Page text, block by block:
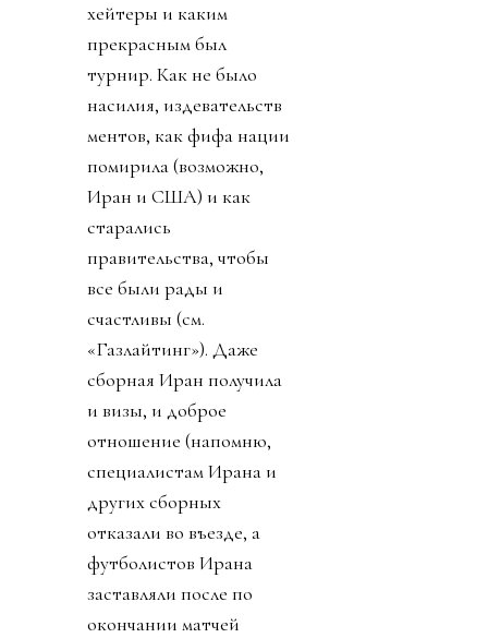
хейтеры и каким
прекрасным был
турнир. Как не было
насилия, издевательств
ментов, как фифа нации
помирила (возможно,
Иран и США) и как
старались
правительства, чтобы
все были рады и
счастливы (см.
«Газлайтинг»). Даже
сборная Иран получила
и визы, и доброе
отношение (напомню,
специалистам Ирана и
других сборных
отказали во въезде, а
футболистов Ирана
заставляли после по
окончании матчей